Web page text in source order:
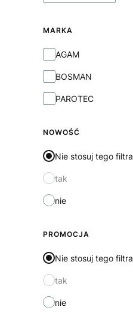
MARKA
Marka
AGAM
BOSMAN
PAROTEC
NOWOŚĆ
Nie stosuj tego filtra
tak
nie
PROMOCJA
Nie stosuj tego filtra
tak
nie